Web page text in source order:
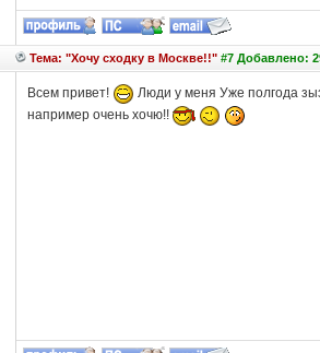
Тема: "Хочу сходку в Москве!!"#7 Добавлено:
Всем привет!
Люди у меня Уже полгода
например очень хочю!!